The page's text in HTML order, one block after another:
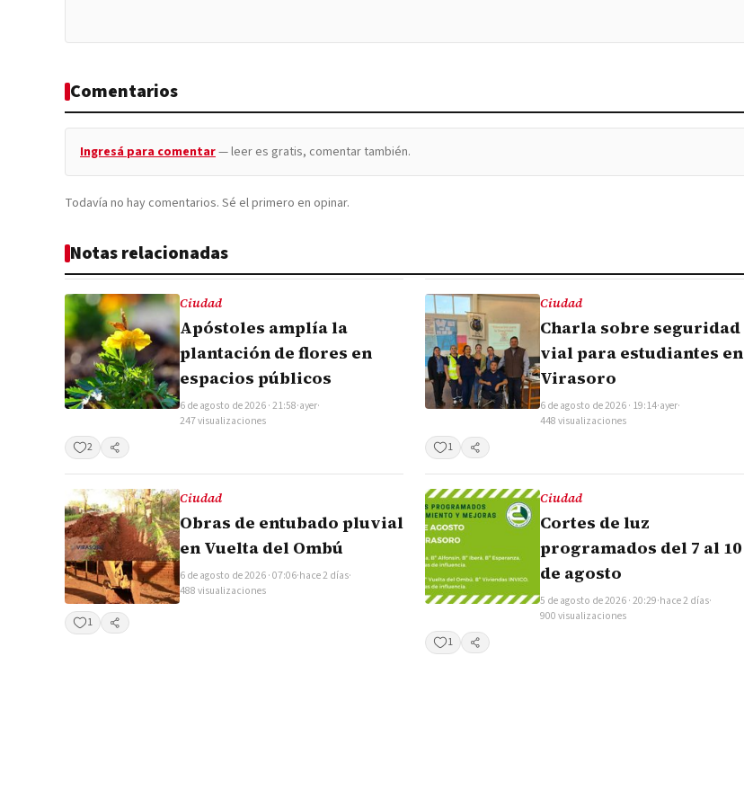
Comentarios
Ingresá para comentar— leer es gratis, comentar también.
Todavía no hay comentarios. Sé el primero en opinar.
Notas relacionadas
Ciudad
Apóstoles amplía la
plantación de flores en
espacios públicos
6 de agosto de 2026 · 21:58·ayer·
247 visualizaciones
2
Compartir
Ciudad
Charla sobre seguridad
vial para estudiantes en
Virasoro
6 de agosto de 2026 · 19:14·ayer·
448 visualizaciones
1
Compartir
Ciudad
Obras de entubado pluvial
en Vuelta del Ombú
6 de agosto de 2026 · 07:06·hace 2 días·
488 visualizaciones
1 Compartir
Ciudad
Cortes de luz
programados del 7 al 10
de agosto
5 de agosto de 2026 · 20:29·hace 2 días·
900 visualizaciones
1
Compartir